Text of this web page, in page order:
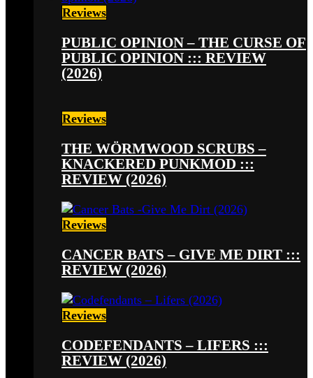
Reviews
PUBLIC OPINION – THE CURSE OF
PUBLIC OPINION ::: REVIEW
(2026)
Reviews
THE WÖRMWOOD SCRUBS –
KNACKERED PUNKMOD :::
REVIEW (2026)
Reviews
CANCER BATS – GIVE ME DIRT :::
REVIEW (2026)
Reviews
CODEFENDANTS – LIFERS :::
REVIEW (2026)